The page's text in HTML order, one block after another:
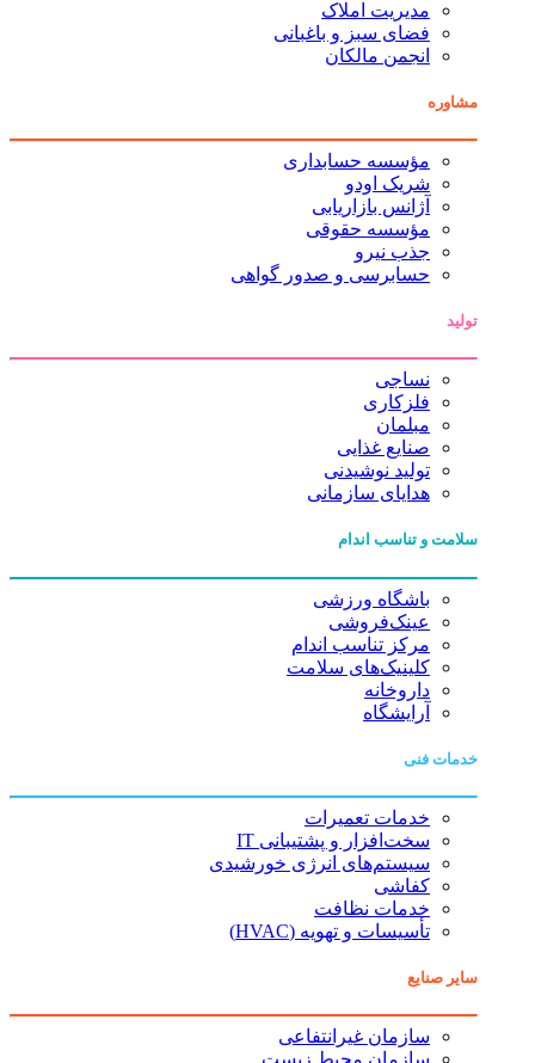
مدیریت املاک
فضای سبز و باغبانی
انجمن مالکان
مشاوره
مؤسسه حسابداری
شریک اودو
آژانس بازاریابی
مؤسسه حقوقی
جذب نیرو
حسابرسی و صدور گواهی
تولید
نساجی
فلزکاری
مبلمان
صنایع غذایی
تولید نوشیدنی
هدایای سازمانی
سلامت و تناسب اندام
باشگاه ورزشی
عینک‌فروشی
مرکز تناسب اندام
کلینیک‌های سلامت
داروخانه
آرایشگاه
خدمات فنی
خدمات تعمیرات
سخت‌افزار و پشتیبانی IT
سیستم‌های انرژی خورشیدی
کفاشی
خدمات نظافت
تأسیسات و تهویه (HVAC)
سایر صنایع
سازمان غیرانتفاعی